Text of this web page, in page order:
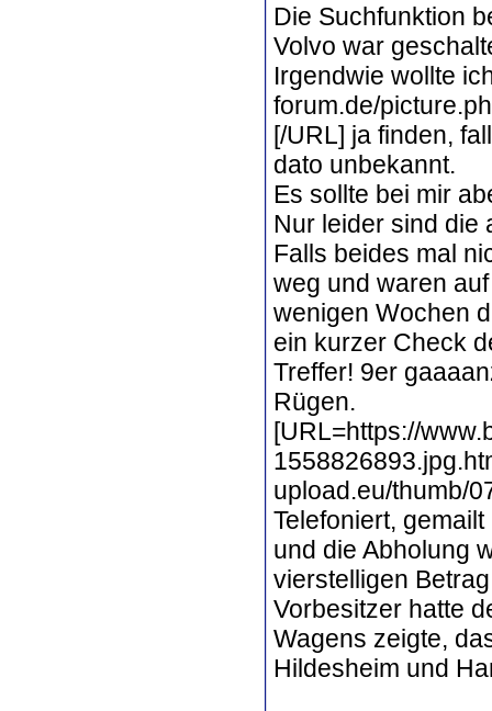
Die Suchfunktion
Volvo war
Irgendwie wollte
forum.de/
[/URL] ja finden,
dato unbekannt.
Es sollte bei mir
Nur leider sind die
Falls beides mal
weg und waren
wenigen Wochen
ein kurzer Check
Treffer! 9er
Rügen.
[URL=https://
upload.eu/thumb/
Telefoniert,
und die Abholung
vierstelligen
Vorbesitzer hatte
Wagens zeigte,
Hildesheim und